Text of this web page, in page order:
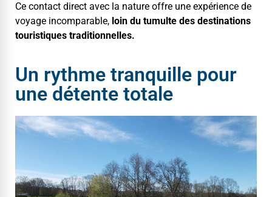
Ce con­tact direct avec la nature offre une expéri­ence de
voy­age incom­pa­ra­ble, loin du tumulte des des­ti­na­tions
touris­tiques traditionnelles.
Un rythme tranquille pour
une détente totale